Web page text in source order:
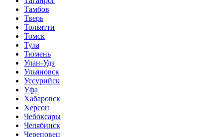
Тамбов
Тверь
Тольятти
Томск
Тула
Тюмень
Улан-Удэ
Ульяновск
Уссурийск
Уфа
Хабаровск
Херсон
Чебоксары
Челябинск
Череповец